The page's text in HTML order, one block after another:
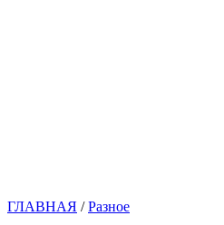
ГЛАВНАЯ /Разное